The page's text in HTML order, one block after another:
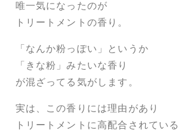
唯一気になったのが
トリートメントの香り。
「なんか粉っぽい」というか
「きな粉」みたいな香り
が混ざってる気がします。
実は、この香りには理由があり
トリートメントに高配合されている